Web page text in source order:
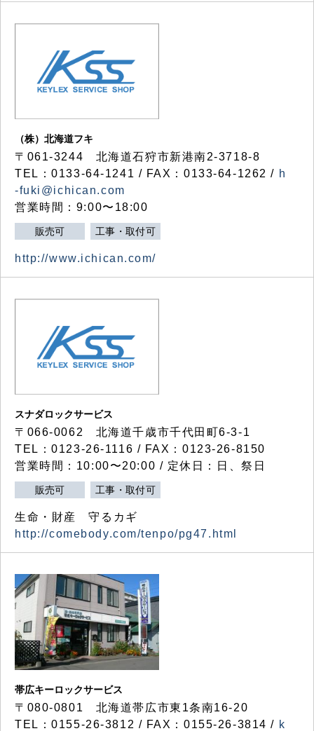
（株）北海道フキ
〒061-3244 北海道石狩市新港南2-3718-8
TEL：0133-64-1241 / FAX：0133-64-1262 / h
-fuki@ichican.com
営業時間：9:00〜18:00
販売可 工事・取付可
http://www.ichican.com/
スナダロックサービス
〒066-0062 北海道千歳市千代田町6-3-1
TEL：0123-26-1116 / FAX：0123-26-8150
営業時間：10:00〜20:00 / 定休日：日、祭日
販売可 工事・取付可
生命・財産 守るカギ
http://comebody.com/tenpo/pg47.html
帯広キーロックサービス
〒080-0801 北海道帯広市東1条南16-20
TEL：0155-26-3812 / FAX：0155-26-3814 / k